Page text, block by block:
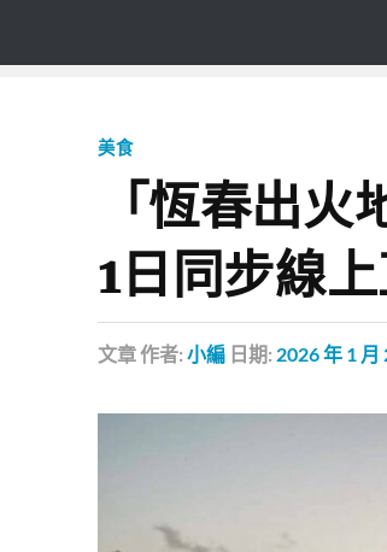
美食
「恆春出
1日同步線
文章作者: 小編 日期: 2026 年 1 月